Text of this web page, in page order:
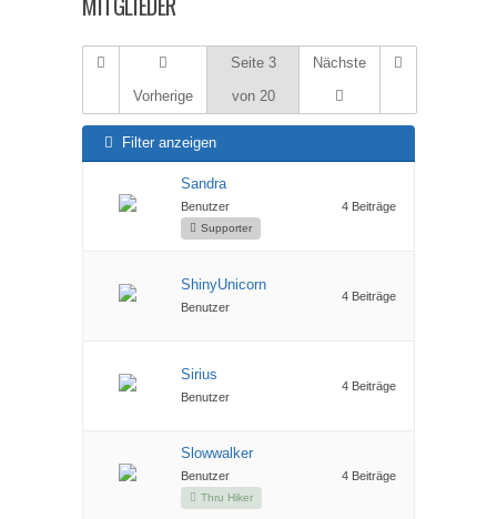
Vorherige
Seite 3
von 20
Nächste
Filter anzeigen
Sandra
Benutzer
Supporter
4 Beiträge
ShinyUnicorn
Benutzer
4 Beiträge
Sirius
Benutzer
4 Beiträge
Slowwalker
Benutzer
Thru Hiker
4 Beiträge